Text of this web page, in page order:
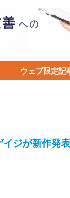
ウェブ限定記
イジが新作発表